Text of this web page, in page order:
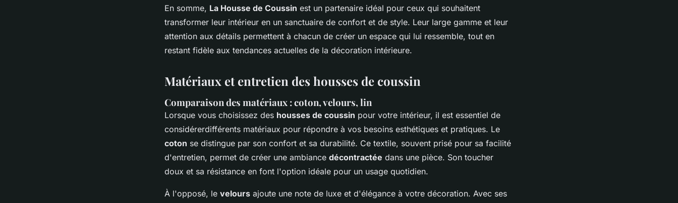
En somme, La Housse de Coussin est un partenaire idéal pour ceux qui souhaitent
transformer leur intérieur en un sanctuaire de confort et de style. Leur large gamme et leur
attention aux détails permettent à chacun de créer un espace qui lui ressemble, tout en
restant fidèle aux tendances actuelles de la décoration intérieure.
Matériaux et entretien des housses de coussin
Comparaison des matériaux : coton, velours, lin
Lorsque vous choisissez des housses de coussin pour votre intérieur, il est essentiel de
considérerdifférents matériaux pour répondre à vos besoins esthétiques et pratiques. Le
coton se distingue par son confort et sa durabilité. Ce textile, souvent prisé pour sa facilité
d'entretien, permet de créer une ambiance décontractée dans une pièce. Son toucher
doux et sa résistance en font l'option idéale pour un usage quotidien.
À l'opposé, le velours ajoute une note de luxe et d'élégance à votre décoration. Avec ses